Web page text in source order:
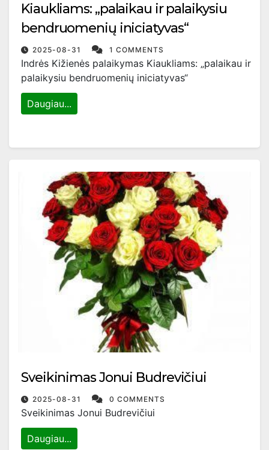
Kiaukliams: „palaikau ir palaikysiu
bendruomenių iniciatyvas“
2025-08-31 1 COMMENTS
Indrės Kižienės palaikymas Kiaukliams: „palaikau ir
palaikysiu bendruomenių iniciatyvas“
Daugiau...
Sveikinimas Jonui Budrevičiui
2025-08-31 0 COMMENTS
Sveikinimas Jonui Budrevičiui
Daugiau...